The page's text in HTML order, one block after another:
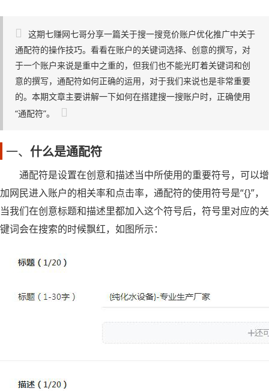
这期七赚网七哥分享一篇关于搜一搜竞价账户优化推广中关于
通配符的操作技巧。看看在账户的关键词选择、创意的撰写，对
于一个账户来说是重中之重的，但我们也不能光盯着关键词和创
意的撰写，通配符如何正确的运用，对于我们来说也是非常重要
的。本期文章主要讲解一下如何在搭建搜一搜账户时，正确使用
“通配符”。
一、 什么是通配符
通配符是设置在创意和描述当中所使用的重要符号，可以增
加网民进入账户的相关率和点击率，通配符的使用符号是“{}”，
当我们在创意标题和描述里都加入这个符号后，符号里对应的关
键词会在搜索的时候飘红，如图所示：